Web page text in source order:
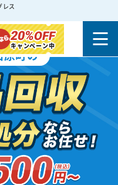
レス
20%OFF
キャンペーン中
原町の